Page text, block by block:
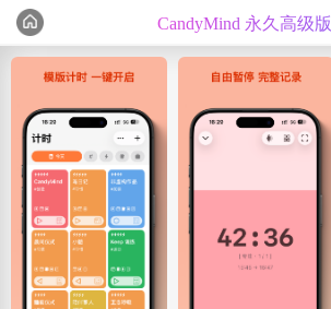
CandyMind 永久高级版
编辑心选 精选测评